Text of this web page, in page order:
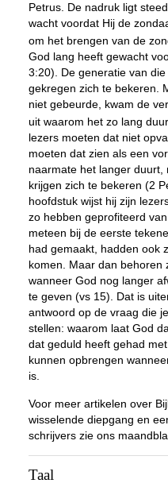
Petrus. De nadruk ligt
wacht voordat Hij de
om het brengen van de
God lang heeft gewacht
3:20). De generatie van
gekregen zich te bekeren.
niet gebeurde, kwam de
uit waarom het zo lang
lezers moeten dat niet
moeten dat zien als een
naarmate het langer
krijgen zich te bekeren (2
hoofdstuk wijst hij zijn
zo hebben geprofiteerd
meteen bij de eerste
had gemaakt, hadden ook
komen. Maar dan behoren
wanneer God nog langer
te geven (vs 15). Dat is
antwoord op de vraag die
stellen: waarom laat God
dat geduld heeft gehad
kunnen opbrengen
is.
Voor meer artikelen over
wisselende diepgang en
schrijvers zie ons
Taal